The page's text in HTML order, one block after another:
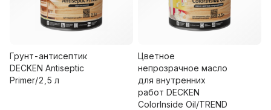
Грунт-антисептик
DECKEN Antiseptic
Primer/2,5 л
Цветное
непрозрачное масло
для внутренних
работ DECKEN
ColorInside Oil/TREND